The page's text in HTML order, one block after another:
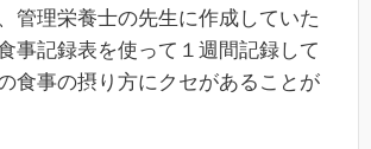
管理栄養士の先生に作成していた
事記録表を使って１週間記録して
食事の摂り方にクセがあることが